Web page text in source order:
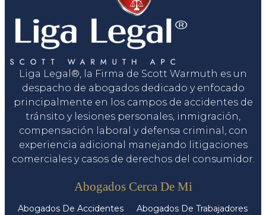
Liga Legal®, la Firma de Scott Warmuth es un
despacho de abogados dedicado y enfocado
principalmente en los campos de accidentes de
tránsito y lesiones personales, inmigración,
compensación laboral y defensa criminal, con
experiencia adicional manejando litigaciones
comerciales y casos de derechos del consumidor.
Abogados Cerca De Mi
Abogados De Accidentes Abogados De Trabajadores